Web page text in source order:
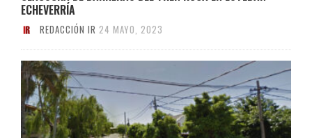
ECHEVERRÍA
REDACCIÓN IR 24 MAYO, 2023